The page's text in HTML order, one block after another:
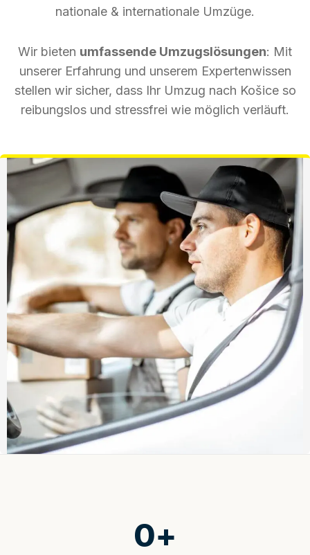
nationale & internationale Umzüge.
Wir bieten umfassende Umzugslösungen: Mit
unserer Erfahrung und unserem Expertenwissen
stellen wir sicher, dass Ihr Umzug nach Košice so
reibungslos und stressfrei wie möglich verläuft.
0+